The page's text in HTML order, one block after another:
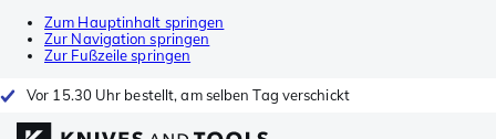
Zum Hauptinhalt springen
Zur Navigation springen
Zur Fußzeile springen
Vor 15.30 Uhr bestellt, am selben Tag verschickt